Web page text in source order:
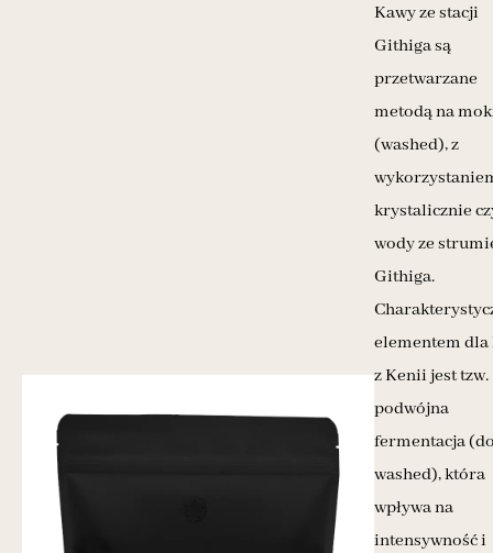
Kawy ze stacji
Githiga są
przetwarzane
metodą na
(washed), z
krystalicznie
wody ze
Githiga.
elementem dla
z Kenii jest tzw.
podwójna
fermentacja
washed), która
wpływa na
intensywność i